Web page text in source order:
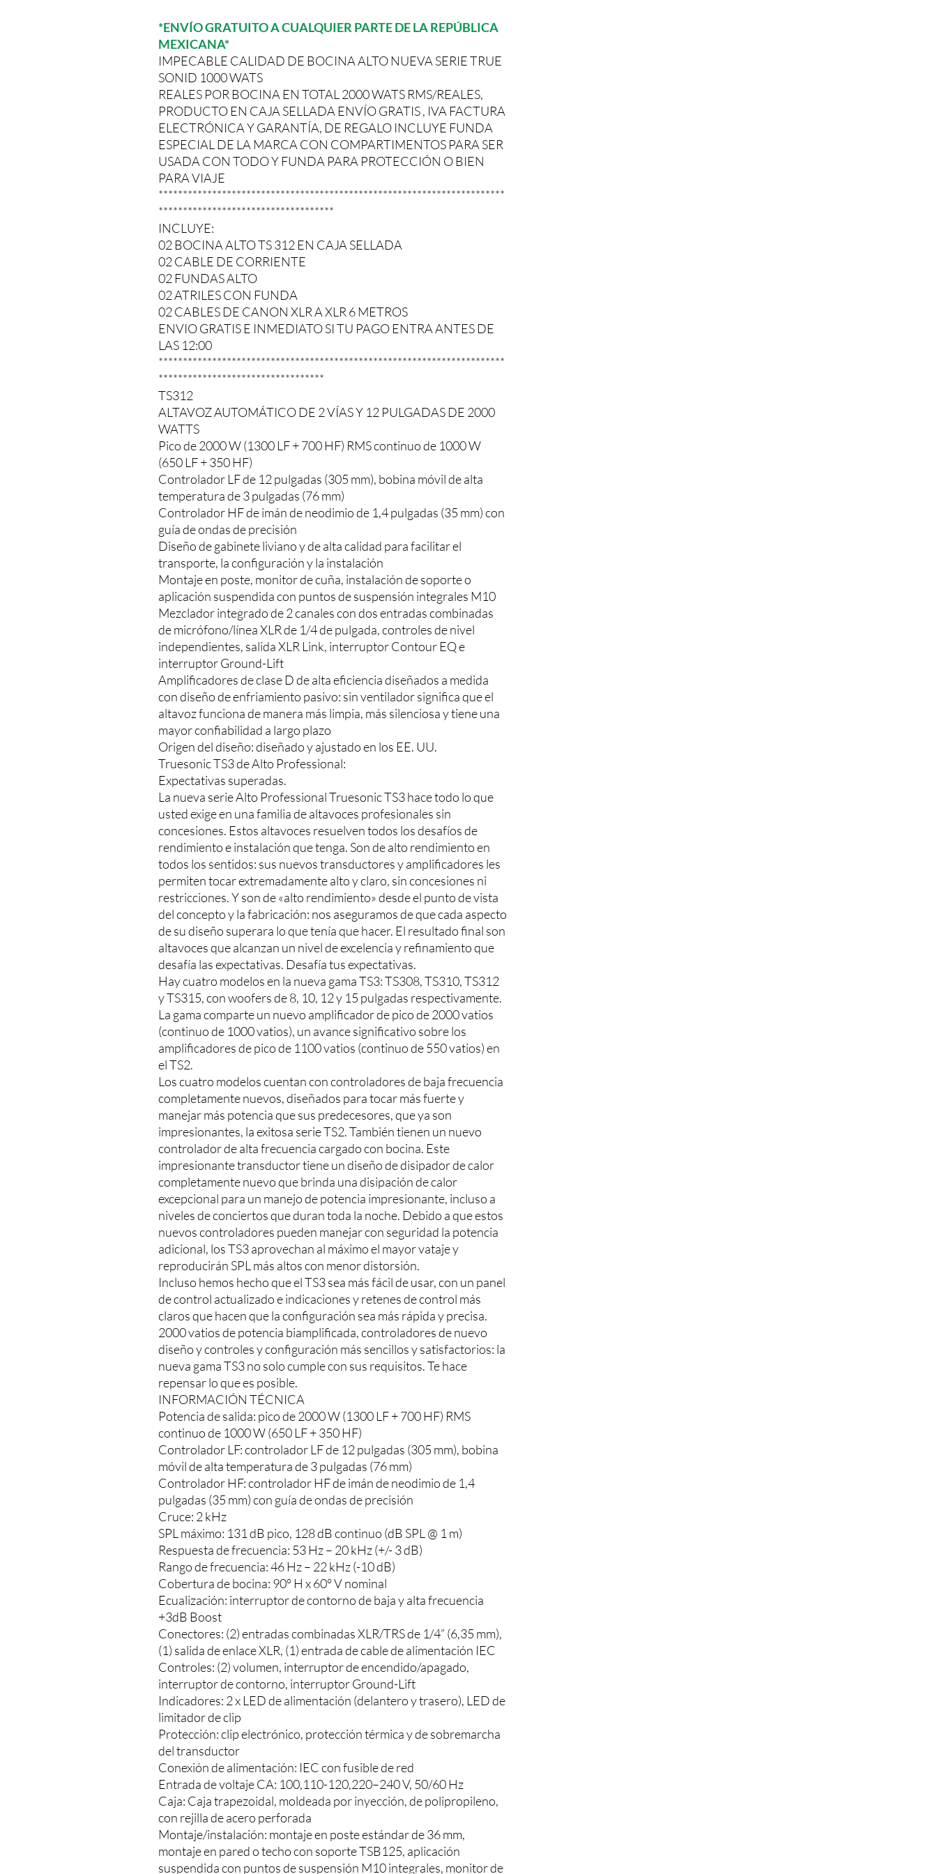
*ENVÍO GRATUITO A CUALQUIER PARTE DE LA REPÚBLICA
MEXICANA*
IMPECABLE CALIDAD DE BOCINA ALTO NUEVA SERIE TRUE
SONID 1000 WATS
REALES POR BOCINA EN TOTAL 2000 WATS RMS/REALES,
PRODUCTO EN CAJA SELLADA ENVÍO GRATIS , IVA FACTURA
ELECTRÓNICA Y GARANTÍA, DE REGALO INCLUYE FUNDA
ESPECIAL DE LA MARCA CON COMPARTIMENTOS PARA SER
USADA CON TODO Y FUNDA PARA PROTECCIÓN O BIEN
PARA VIAJE
***********************************************************************
************************************
INCLUYE:
02 BOCINA ALTO TS 312 EN CAJA SELLADA
02 CABLE DE CORRIENTE
02 FUNDAS ALTO
02 ATRILES CON FUNDA
02 CABLES DE CANON XLR A XLR 6 METROS
ENVIO GRATIS E INMEDIATO SI TU PAGO ENTRA ANTES DE
LAS 12:00
***********************************************************************
**********************************
TS312
ALTAVOZ AUTOMÁTICO DE 2 VÍAS Y 12 PULGADAS DE 2000
WATTS
Pico de 2000 W (1300 LF + 700 HF) RMS continuo de 1000 W
(650 LF + 350 HF)
Controlador LF de 12 pulgadas (305 mm), bobina móvil de alta
temperatura de 3 pulgadas (76 mm)
Controlador HF de imán de neodimio de 1,4 pulgadas (35 mm) con
guía de ondas de precisión
Diseño de gabinete liviano y de alta calidad para facilitar el
transporte, la configuración y la instalación
Montaje en poste, monitor de cuña, instalación de soporte o
aplicación suspendida con puntos de suspensión integrales M10
Mezclador integrado de 2 canales con dos entradas combinadas
de micrófono/línea XLR de 1/4 de pulgada, controles de nivel
independientes, salida XLR Link, interruptor Contour EQ e
interruptor Ground-Lift
Amplificadores de clase D de alta eficiencia diseñados a medida
con diseño de enfriamiento pasivo: sin ventilador significa que el
altavoz funciona de manera más limpia, más silenciosa y tiene una
mayor confiabilidad a largo plazo
Origen del diseño: diseñado y ajustado en los EE. UU.
Truesonic TS3 de Alto Professional:
Expectativas superadas.
La nueva serie Alto Professional Truesonic TS3 hace todo lo que
usted exige en una familia de altavoces profesionales sin
concesiones. Estos altavoces resuelven todos los desafíos de
rendimiento e instalación que tenga. Son de alto rendimiento en
todos los sentidos: sus nuevos transductores y amplificadores les
permiten tocar extremadamente alto y claro, sin concesiones ni
restricciones. Y son de «alto rendimiento» desde el punto de vista
del concepto y la fabricación: nos aseguramos de que cada aspecto
de su diseño superara lo que tenía que hacer. El resultado final son
altavoces que alcanzan un nivel de excelencia y refinamiento que
desafía las expectativas. Desafía tus expectativas.
Hay cuatro modelos en la nueva gama TS3: TS308, TS310, TS312
y TS315, con woofers de 8, 10, 12 y 15 pulgadas respectivamente.
La gama comparte un nuevo amplificador de pico de 2000 vatios
(continuo de 1000 vatios), un avance significativo sobre los
amplificadores de pico de 1100 vatios (continuo de 550 vatios) en
el TS2.
Los cuatro modelos cuentan con controladores de baja frecuencia
completamente nuevos, diseñados para tocar más fuerte y
manejar más potencia que sus predecesores, que ya son
impresionantes, la exitosa serie TS2. También tienen un nuevo
controlador de alta frecuencia cargado con bocina. Este
impresionante transductor tiene un diseño de disipador de calor
completamente nuevo que brinda una disipación de calor
excepcional para un manejo de potencia impresionante, incluso a
niveles de conciertos que duran toda la noche. Debido a que estos
nuevos controladores pueden manejar con seguridad la potencia
adicional, los TS3 aprovechan al máximo el mayor vataje y
reproducirán SPL más altos con menor distorsión.
Incluso hemos hecho que el TS3 sea más fácil de usar, con un panel
de control actualizado e indicaciones y retenes de control más
claros que hacen que la configuración sea más rápida y precisa.
2000 vatios de potencia biamplificada, controladores de nuevo
diseño y controles y configuración más sencillos y satisfactorios: la
nueva gama TS3 no solo cumple con sus requisitos. Te hace
repensar lo que es posible.
INFORMACIÓN TÉCNICA
Potencia de salida: pico de 2000 W (1300 LF + 700 HF) RMS
continuo de 1000 W (650 LF + 350 HF)
Controlador LF: controlador LF de 12 pulgadas (305 mm), bobina
móvil de alta temperatura de 3 pulgadas (76 mm)
Controlador HF: controlador HF de imán de neodimio de 1,4
pulgadas (35 mm) con guía de ondas de precisión
Cruce: 2 kHz
SPL máximo: 131 dB pico, 128 dB continuo (dB SPL @ 1 m)
Respuesta de frecuencia: 53 Hz – 20 kHz (+/- 3 dB)
Rango de frecuencia: 46 Hz – 22 kHz (-10 dB)
Cobertura de bocina: 90° H x 60° V nominal
Ecualización: interruptor de contorno de baja y alta frecuencia
+3dB Boost
Conectores: (2) entradas combinadas XLR/TRS de 1/4” (6,35 mm),
(1) salida de enlace XLR, (1) entrada de cable de alimentación IEC
Controles: (2) volumen, interruptor de encendido/apagado,
interruptor de contorno, interruptor Ground-Lift
Indicadores: 2 x LED de alimentación (delantero y trasero), LED de
limitador de clip
Protección: clip electrónico, protección térmica y de sobremarcha
del transductor
Conexión de alimentación: IEC con fusible de red
Entrada de voltaje CA: 100,110-120,220–240 V, 50/60 Hz
Caja: Caja trapezoidal, moldeada por inyección, de polipropileno,
con rejilla de acero perforada
Montaje/instalación: montaje en poste estándar de 36 mm,
montaje en pared o techo con soporte TSB125, aplicación
suspendida con puntos de suspensión M10 integrales, monitor de